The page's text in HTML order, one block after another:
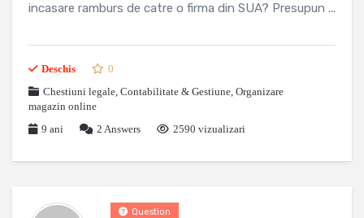
incasare ramburs de catre o firma din SUA? Presupun ...
Deschis
0
Chestiuni legale, Contabilitate & Gestiune, Organizare
magazin online
9 ani
2 Answers 2590 vizualizari
Question